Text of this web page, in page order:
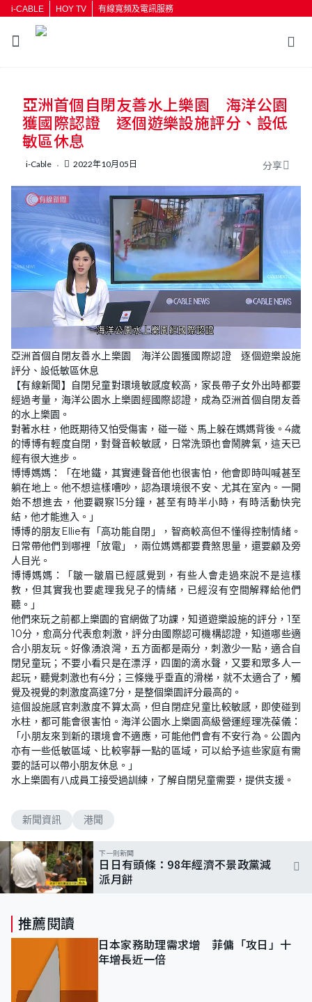
i-CABLE HOY TV 有線寬頻及電訊服務
按輸入鍵開始搜尋
亞洲首個自閉友善水上樂園 海洋公園
獲國際認證 逐個遊樂設施評分、設低
敏區休息
i-Cable 2022年10月05日 分享
n
m
u
t
e
L
o
d
:
2
9
2
0
%
亞洲首個自閉友善水上樂園 海洋公園獲國際認證 逐個遊樂設施
評分、設低敏區休息
【有線新聞】自閉兒童對環境敏感度較高，家長帶子女外出時都要
經過考量，海洋公園水上樂園經國際認證，成為亞洲首個自閉友善
的水上樂園。
對著水柱，他既期待又怕受傷害，碰一碰、馬上躲在媽媽背後。4歲
的博博有輕度自閉，對聲音較敏感，日常洗頭也會鬧脾氣，這天已
經有很大進步。
博博媽媽：「在地鐵，其實連聲音他也很害怕，他會即時叫喊甚至
躺在地上。他不想這樣嘈吵，認為環境很不安、尤其在室內。一開
始不想進去，他要觀察15分鐘，甚至有時半小時，有時活動快完
結，他才能進入。」
博博的朋友Ellie有「高功能自閉」，智商較高但不懂得控制情緒。
日常帶他們到哪裡「放電」，兩位媽媽都要費煞思量，還要顧及旁
人目光。
博博媽媽：「皺一皺眉已經感覺到，有些人會走過來說不是這樣
教，但其實我也要處理我兒子的情緒，已經沒有空間解釋給他們
聽。」
他們來玩之前都上樂園的官網做了功課，知道遊樂設施的評分，1至
10分，愈高分代表愈刺激，評分由國際認可機構認證，知道哪些適
合小朋友玩。好像湧浪灣，五方面都是兩分，刺激少一點，適合自
閉兒童玩；不要小看只是在漂浮，四圍的滴水聲，又要和眾多人一
起玩，聽覺刺激也有4分；三條幾乎垂直的滑梯，就不太適合了，觸
覺及視覺的刺激度高達7分，是整個樂園評分最高的。
這個設施感官刺激度不算太高，但自閉症兒童比較敏感，即使碰到
水柱，都可能會很害怕。海洋公園水上樂園高級營運經理冼葆儀：
「小朋友來到新的環境會不適應，可能他們會有不安行為。公園內
亦有一些低敏區域、比較寧靜一點的區域，可以給予這些家庭有需
要的話可以帶小朋友休息。」
水上樂園有八成員工接受過訓練，了解自閉兒童需要，提供支援。
新聞資訊 港聞
下一則新聞
日日有頭條：98年經濟不景政黨減
派月餅
推薦閱讀
日本家務助理需求增 菲傭「攻日」十
年增長近一倍